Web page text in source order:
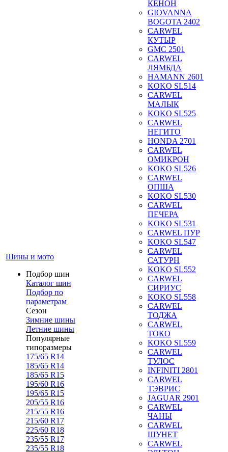
Шины и мото
Подбор шин
Каталог шин
Подбор по
параметрам
Сезон
Зимние шины
Летние шины
Популярные
типоразмеры
175/65 R14
185/65 R14
185/65 R15
195/60 R16
195/65 R15
205/55 R16
215/55 R16
215/60 R17
225/60 R18
235/55 R17
235/55 R18
КЕНОН
GIOVANNA
BOGOTA 2402
CARWEL
КУТЫР
GMC 2501
CARWEL
ЛЯМБДА
HAMANN 2601
KOKO SL514
CARWEL
МАЛЫК
KOKO SL525
CARWEL
НЕГИТО
HONDA 2701
CARWEL
ОМИКРОН
KOKO SL526
CARWEL
ОПША
KOKO SL530
CARWEL
ПЕЧЕРА
KOKO SL531
CARWEL ПУР
KOKO SL547
CARWEL
САТУРН
KOKO SL552
CARWEL
СИРИУС
KOKO SL558
CARWEL
ТОДЖА
CARWEL
ТОКО
KOKO SL559
CARWEL
ТУЛОС
INFINITI 2801
CARWEL
ТЭВРИС
JAGUAR 2901
CARWEL
ЧАНЫ
CARWEL
ШУНЕТ
CARWEL